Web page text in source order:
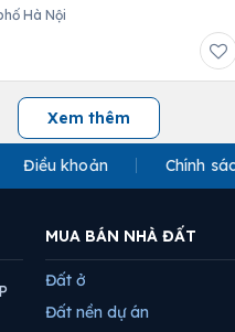
Hà Nội
Xem thêm
Điều khoản Chính
MUA BÁN NHÀ ĐẤT
Đất ở
Đất nền dự án